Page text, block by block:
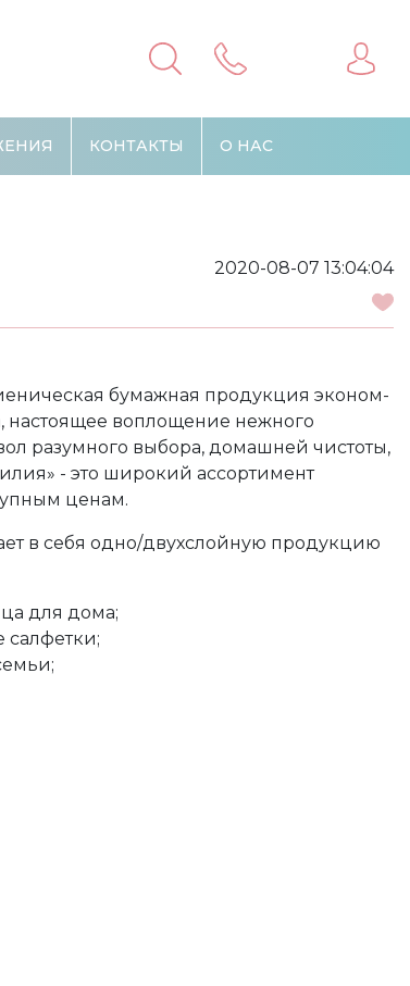
КОНТАКТЫ О НАС
2020-08-07 13:04:04
бумажная продукция эконом-
настоящее воплощение нежного
разумного выбора, домашней чистоты,
- это широкий ассортимент
ценам.
в себя одно/двухслойную продукцию
для дома;